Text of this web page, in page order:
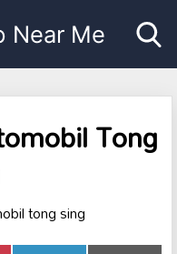
Tong